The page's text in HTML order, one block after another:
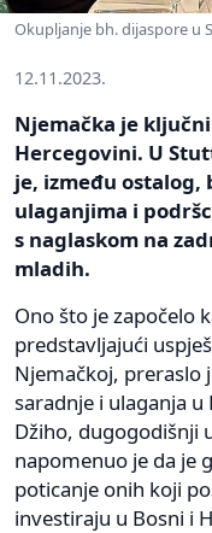
Okupljanje bh. dijaspore u
12.11.2023.
Njemačka je
Hercegovini. U
je, između
ulaganjima i
s naglaskom na
mladih.
Ono što je započelo
predstavljajući
Njemačkoj, preraslo
saradnje i ulaganja
Džiho, dugogodišnji
napomenuo je da je
poticanje onih koji
investiraju u Bosni i